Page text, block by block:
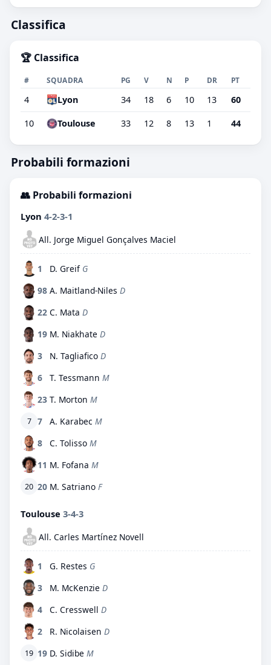
Classifica
🏆 Classifica
# SQUADRA PG V N P DR PT
4 Lyon 34 18 6 10 13 60
10 Toulouse 33 12 8 13 1 44
Probabili formazioni
👥 Probabili formazioni
Lyon 4-2-3-1
All. Jorge Miguel Gonçalves Maciel
1 D. Greif G
98 A. Maitland-Niles D
22 C. Mata D
19 M. Niakhate D
3
N. Tagliafico D
6
T. Tessmann M
23 T. Morton M
7 7 A. Karabec M
8
C. Tolisso M
11 M. Fofana M
20 20 M. Satriano F
Toulouse 3-4-3
All. Carles Martínez Novell
1 G. Restes G
3
M. McKenzie D
4
C. Cresswell D
2
R. Nicolaisen D
19 19 D. Sidibe M